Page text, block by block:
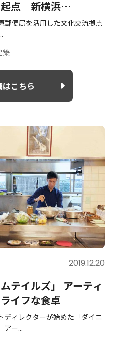
起点 新横浜
郵便局を活用した文化交流拠点
築
はこちら
2019.12.20
テイルズ」 アーティ
イフな食卓
ディレクターが始めた「ダイニ
アー...